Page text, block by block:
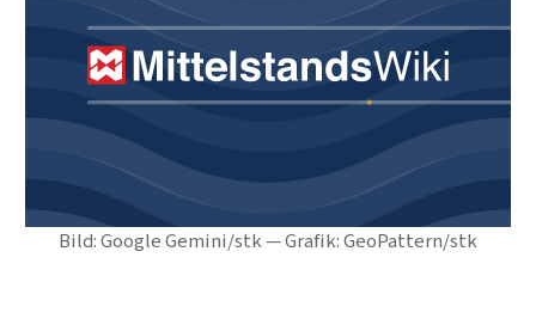
Bild: Google Gemini/stk — Grafik: GeoPattern/stk